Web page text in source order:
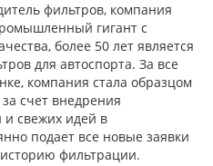
фильтров, компания
гигант с
более 50 лет является
для автоспорта. За все
компания стала образцом
счет внедрения
и свежих идей в
подает все новые заявки
фильтрации.